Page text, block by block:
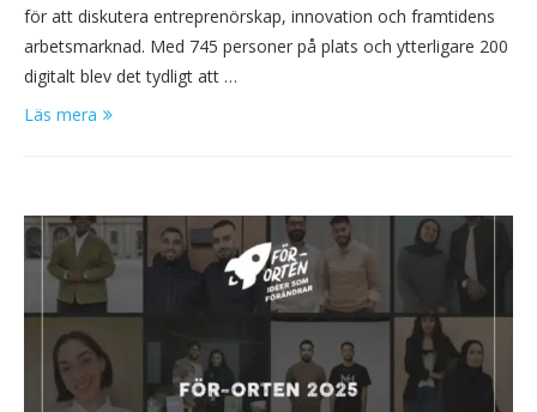
för att diskutera entreprenörskap, innovation och framtidens
arbetsmarknad. Med 745 personer på plats och ytterligare 200
digitalt blev det tydligt att …
Läs mera